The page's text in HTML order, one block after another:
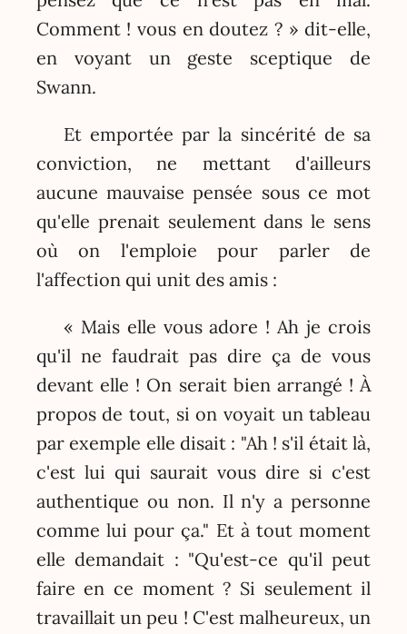
Comment ! vous en doutez ? » dit-elle,
en voyant un geste sceptique de
Swann.
Et emportée par la sincérité de sa
conviction, ne mettant d'ailleurs
aucune mauvaise pensée sous ce mot
qu'elle prenait seulement dans le sens
où on l'emploie pour parler de
l'affection qui unit des amis :
« Mais elle vous adore ! Ah je crois
qu'il ne faudrait pas dire ça de vous
devant elle ! On serait bien arrangé ! À
propos de tout, si on voyait un tableau
par exemple elle disait : "Ah ! s'il était là,
c'est lui qui saurait vous dire si c'est
authentique ou non. Il n'y a personne
comme lui pour ça." Et à tout moment
elle demandait : "Qu'est-ce qu'il peut
faire en ce moment ? Si seulement il
travaillait un peu ! C'est malheureux, un